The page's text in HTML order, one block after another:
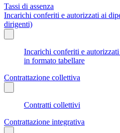
Tassi di assenza
Incarichi conferiti e autorizzati ai
dirigenti)
Incarichi conferiti e
in formato tabellare
Contrattazione collettiva
Contratti collettivi
Contrattazione integrativa